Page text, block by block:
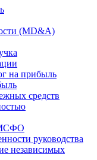
(MD&A)
на прибыль
средств
МСФО
руководства
независимых